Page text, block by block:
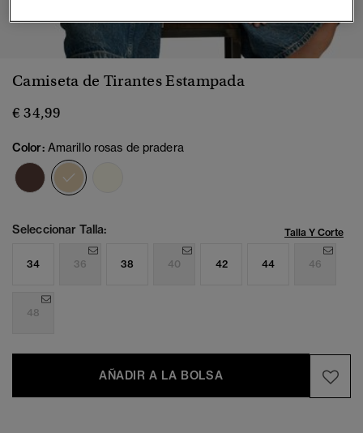
Camiseta de Tirantes Estampada
€ 34,99
Color: Amarillo rosas de pradera
Seleccionar Talla: Talla Y Corte
34 36 38 40 42 44 46
48
AÑADIR A LA BOLSA